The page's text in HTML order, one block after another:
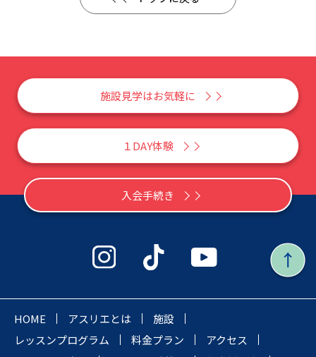
施設見学はお気軽に
１DAY体験
入会手続き
HOME アスリエとは
施設
レッスンプログラム
料金プラン
アクセス